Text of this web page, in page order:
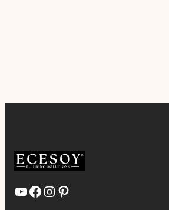
YouTube Facebook Instagram Pinterest